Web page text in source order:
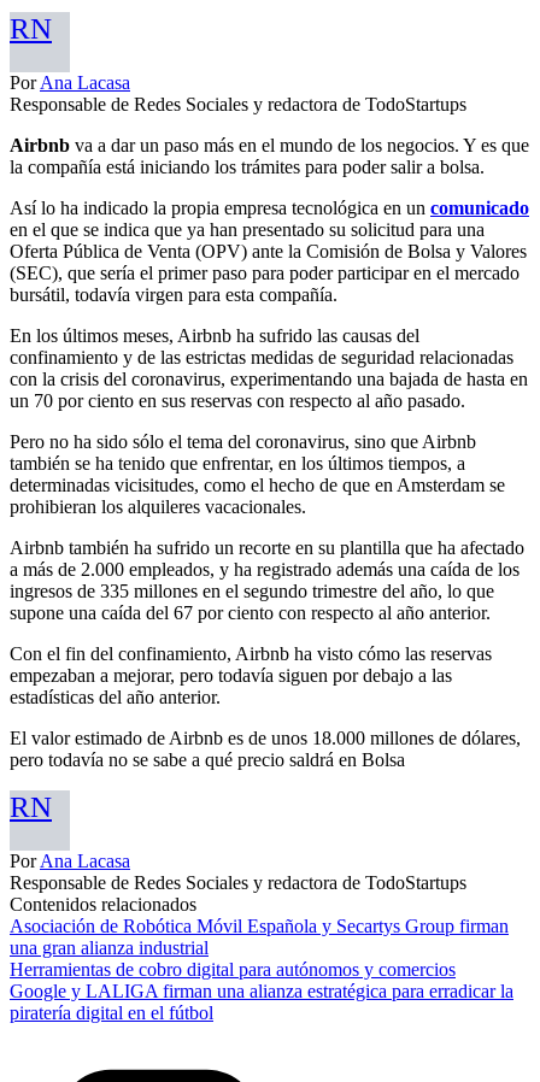
RN
PorAna Lacasa
Responsable de Redes Sociales y redactora de TodoStartups
Airbnb va a dar un paso más en el mundo de los negocios. Y es que
la compañía está iniciando los trámites para poder salir a bolsa.
Así lo ha indicado la propia empresa tecnológica en un comunicado
en el que se indica que ya han presentado su solicitud para una
Oferta Pública de Venta (OPV) ante la Comisión de Bolsa y Valores
(SEC), que sería el primer paso para poder participar en el mercado
bursátil, todavía virgen para esta compañía.
En los últimos meses, Airbnb ha sufrido las causas del
confinamiento y de las estrictas medidas de seguridad relacionadas
con la crisis del coronavirus, experimentando una bajada de hasta en
un 70 por ciento en sus reservas con respecto al año pasado.
Pero no ha sido sólo el tema del coronavirus, sino que Airbnb
también se ha tenido que enfrentar, en los últimos tiempos, a
determinadas vicisitudes, como el hecho de que en Amsterdam se
prohibieran los alquileres vacacionales.
Airbnb también ha sufrido un recorte en su plantilla que ha afectado
a más de 2.000 empleados, y ha registrado además una caída de los
ingresos de 335 millones en el segundo trimestre del año, lo que
supone una caída del 67 por ciento con respecto al año anterior.
Con el fin del confinamiento, Airbnb ha visto cómo las reservas
empezaban a mejorar, pero todavía siguen por debajo a las
estadísticas del año anterior.
El valor estimado de Airbnb es de unos 18.000 millones de dólares,
pero todavía no se sabe a qué precio saldrá en Bolsa
RN
PorAna Lacasa
Responsable de Redes Sociales y redactora de TodoStartups
Contenidos relacionados
Asociación de Robótica Móvil Española y Secartys Group firman
una gran alianza industrial
Herramientas de cobro digital para autónomos y comercios
Google y LALIGA firman una alianza estratégica para erradicar la
piratería digital en el fútbol